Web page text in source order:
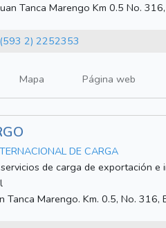
Tanca Marengo Km 0.5 No.
(593 2) 2252353
Mapa Página web
DE CARGA
de carga de exportación e
Tanca Marengo. Km. 0.5, No.